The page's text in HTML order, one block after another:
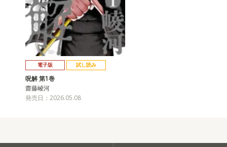
電子版 試し読み
呪解 第1巻
齋藤崚河
発売日：2026.05.08